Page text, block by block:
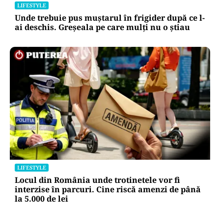
LIFESTYLE
Unde trebuie pus muștarul în frigider după ce l-
ai deschis. Greșeala pe care mulți nu o știau
LIFESTYLE
Locul din România unde trotinetele vor fi
interzise în parcuri. Cine riscă amenzi de până
la 5.000 de lei